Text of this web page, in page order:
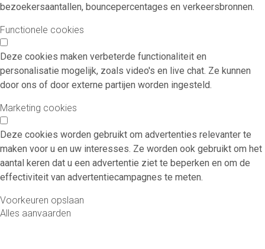
bezoekersaantallen, bouncepercentages en verkeersbronnen.
Functionele cookies
Deze cookies maken verbeterde functionaliteit en
personalisatie mogelijk, zoals video's en live chat. Ze kunnen
door ons of door externe partijen worden ingesteld.
Marketing cookies
Deze cookies worden gebruikt om advertenties relevanter te
maken voor u en uw interesses. Ze worden ook gebruikt om het
aantal keren dat u een advertentie ziet te beperken en om de
effectiviteit van advertentiecampagnes te meten.
Voorkeuren opslaan
Alles aanvaarden